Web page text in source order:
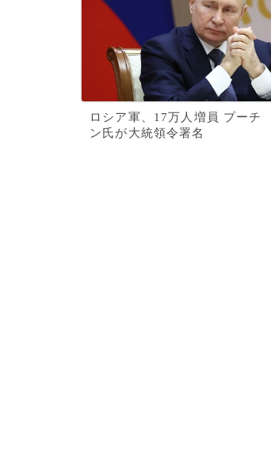
ロシア軍、17万人増員 プーチ
ン氏が大統領令署名